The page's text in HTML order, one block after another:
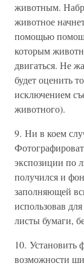
животным.
животное
помощью
которым
двигаться. Не
будет оценить
исключением
животного).
9. Ни в коем
экспозиции по
получился и
заполняющей
использовав
листы бумаги,
10. Установить
возможности